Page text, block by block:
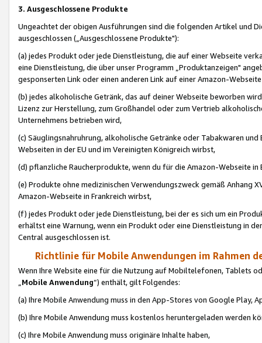
3. Ausgeschlossene Produkte
Ungeachtet der obigen Ausführungen sind die folgenden Artikel und
ausgeschlossen („Ausgeschlossene Produkte"):
(a) jedes Produkt oder jede Dienstleistung, die auf einer Webseite
eine Dienstleistung, die über unser Programm „Produktanzeigen"
gesponserten Link oder einen anderen Link auf einer Amazon-
(b) jedes alkoholische Getränk, das auf deiner Webseite beworben
Lizenz zur Herstellung, zum Großhandel oder zum Vertrieb
Unternehmens betrieben wird,
(c) Säuglingsnahruhrung, alkoholische Getränke oder Tabakwaren
Webseiten in der EU und im Vereinigten Königreich wirbst,
(d) pflanzliche Raucherprodukte, wenn du für die Amazon-Webseite in
(e) Produkte ohne medizinischen Verwendungszweck gemäß Anhang
Amazon-Webseite in Frankreich wirbst,
(f) jedes Produkt oder jede Dienstleistung, bei der es sich um ein
erhältst eine Warnung, wenn ein Produkt oder eine Dienstleistung in
Central ausgeschlossen ist.
Richtlinie für Mobile Anwendungen im Rahmen
Wenn Ihre Website eine für die Nutzung auf Mobiltelefonen, Tablets
„Mobile Anwendung“) enthält, gilt Folgendes:
(a) Ihre Mobile Anwendung muss in den App-Stores von Google Play,
(b) Ihre Mobile Anwendung muss kostenlos heruntergeladen werden
(c) Ihre Mobile Anwendung muss originäre Inhalte haben,